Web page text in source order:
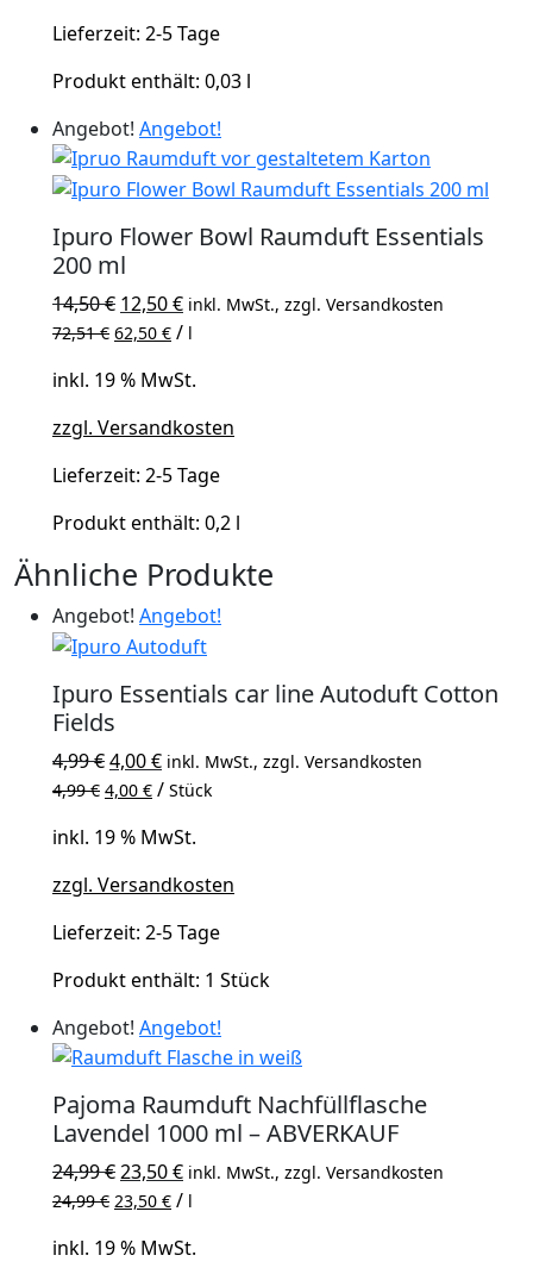
Lieferzeit: 2-5 Tage
Produkt enthält: 0,03 l
Angebot! Angebot!
Ipuro Flower Bowl Raumduft Essentials
200 ml
14,50€ Ursprünglicher
Preis
14,50 €
12,50€Aktueller
Preis
12,50 €.
inkl. MwSt., zzgl. Versandkosten
72,51€ 62,50 € / l
inkl. 19 % MwSt.
zzgl. Versandkosten
Lieferzeit: 2-5 Tage
Produkt enthält: 0,2 l
Ähnliche Produkte
Angebot! Angebot!
Ipuro Essentials car line Autoduft Cotton
Fields
4,99€Ursprünglicher
Preis
4,99 €
4,00€Aktueller
Preis
4,00 €.
inkl. MwSt., zzgl. Versandkosten
4,99€ 4,00 € / Stück
inkl. 19 % MwSt.
zzgl. Versandkosten
Lieferzeit: 2-5 Tage
Produkt enthält: 1 Stück
Angebot! Angebot!
Pajoma Raumduft Nachfüllflasche
Lavendel 1000 ml – ABVERKAUF
24,99€Ursprünglicher
Preis
24,99 €
23,50€Aktueller
Preis
23,50 €.
inkl. MwSt., zzgl. Versandkosten
24,99€ 23,50 € / l
inkl. 19 % MwSt.